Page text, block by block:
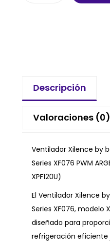
Descripción
Valoraciones (0)
Ventilador Xilence by
Series XF076 PWM
XPF120U)
El Ventilador Xilence
Series XF076, modelo
diseñado para
refrigeración